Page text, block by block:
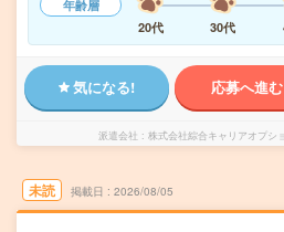
年齢層
20代
30代
気になる! 応募へ進む
派遣会社 株式会社綜合キャリアオプシ
未読 掲載日 2026/08/05